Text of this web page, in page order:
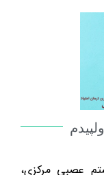
عصبی مرکزی،